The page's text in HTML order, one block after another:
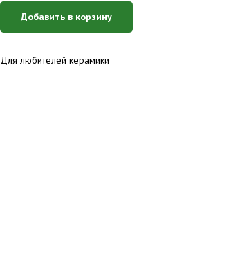
Добавить в корзину
Для любителей керамики